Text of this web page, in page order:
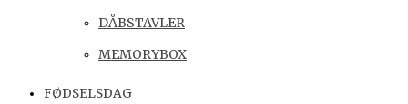
DÅBSTAVLER
MEMORYBOX
FØDSELSDAG